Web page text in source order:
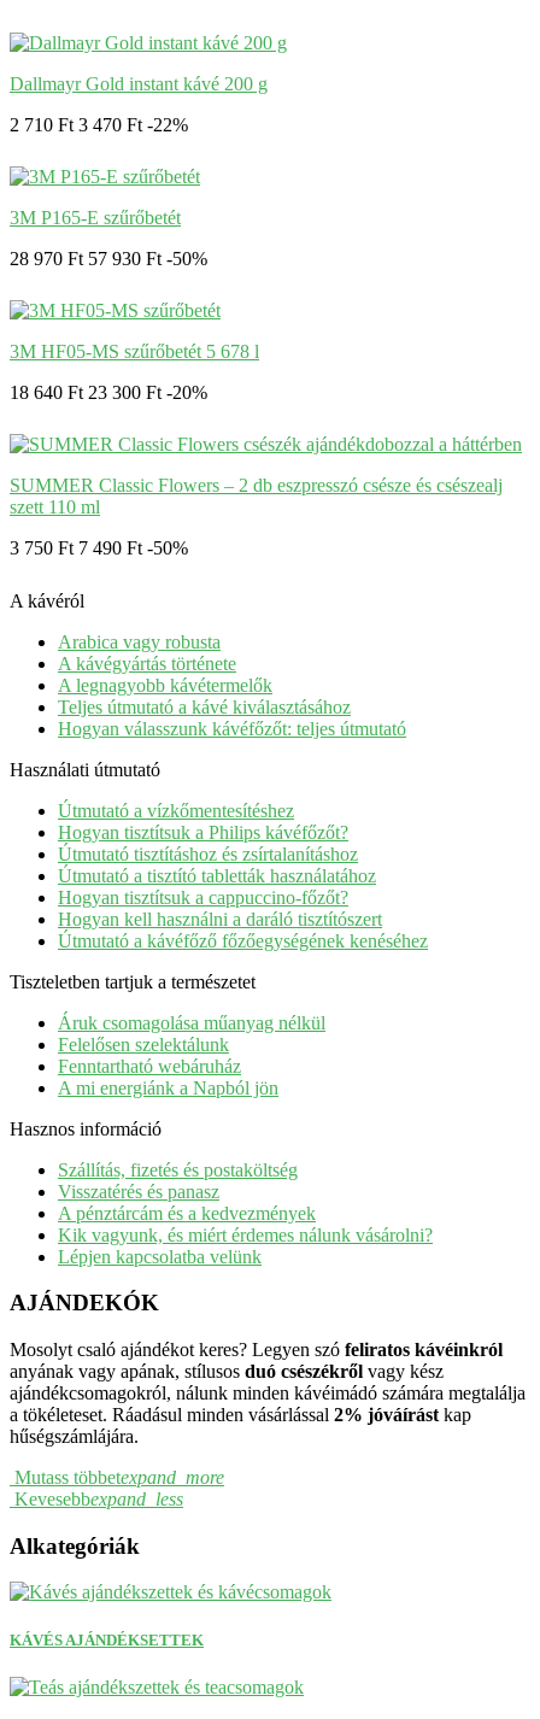
Dallmayr Gold instant kávé 200 g
2 710 Ft 3 470 Ft -22%
3M P165-E szűrőbetét
28 970 Ft 57 930 Ft -50%
3M HF05-MS szűrőbetét 5 678 l
18 640 Ft 23 300 Ft -20%
SUMMER Classic Flowers – 2 db eszpresszó csésze és csészealj
szett 110 ml
3 750 Ft 7 490 Ft -50%
A kávéról
Arabica vagy robusta
A kávégyártás története
A legnagyobb kávétermelők
Teljes útmutató a kávé kiválasztásához
Hogyan válasszunk kávéfőzőt: teljes útmutató
Használati útmutató
Útmutató a vízkőmentesítéshez
Hogyan tisztítsuk a Philips kávéfőzőt?
Útmutató tisztításhoz és zsírtalanításhoz
Útmutató a tisztító tabletták használatához
Hogyan tisztítsuk a cappuccino-főzőt?
Hogyan kell használni a daráló tisztítószert
Útmutató a kávéfőző főzőegységének kenéséhez
Tiszteletben tartjuk a természetet
Áruk csomagolása műanyag nélkül
Felelősen szelektálunk
Fenntartható webáruház
A mi energiánk a Napból jön
Hasznos információ
Szállítás, fizetés és postaköltség
Visszatérés és panasz
A pénztárcám és a kedvezmények
Kik vagyunk, és miért érdemes nálunk vásárolni?
Lépjen kapcsolatba velünk
AJÁNDEKÓK
Mosolyt csaló ajándékot keres? Legyen szó feliratos kávéinkról
anyának vagy apának, stílusos duó csészékről vagy kész
ajándékcsomagokról, nálunk minden kávéimádó számára megtalálja
a tökéleteset. Ráadásul minden vásárlással 2% jóváírást kap
hűségszámlájára.
Mutass többetexpand_more
Kevesebbexpand_less
Alkategóriák
KÁVÉS AJÁNDÉKSETTEK